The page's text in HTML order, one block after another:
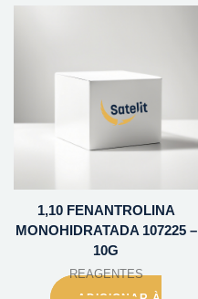
1,10 FENANTROLINA
MONOHIDRATADA 107225 –
10G
REAGENTES